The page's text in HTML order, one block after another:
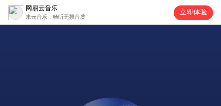
网易云音乐
来云音乐，畅听无损音质
立即体验